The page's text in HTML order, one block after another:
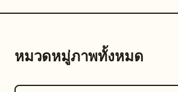
หมวดหมู่ภาพทั้งหมด